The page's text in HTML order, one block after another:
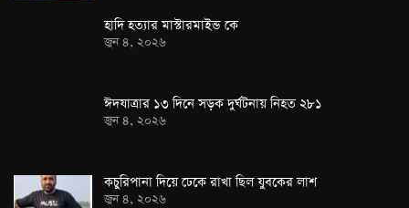
হাদি হত্যার মাস্টারমাইন্ড কে
জুন ৪, ২০২৬
ঈদযাত্রার ১৩ দিনে সড়ক দুর্ঘটনায় নিহত ২৮১
জুন ৪, ২০২৬
কচুরিপানা দিয়ে ঢেকে রাখা ছিল যুবকের লাশ
জুন ৪, ২০২৬